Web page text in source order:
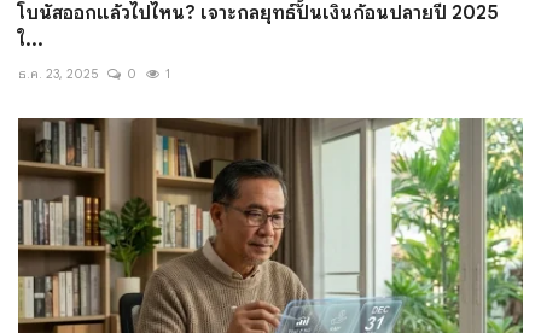
โบนัสออกแล้วไปไหน? เจาะกลยุทธ์ปั้นเงินก้อนปลายปี 2025
ใ...
ธ.ค. 23, 2025 0 1